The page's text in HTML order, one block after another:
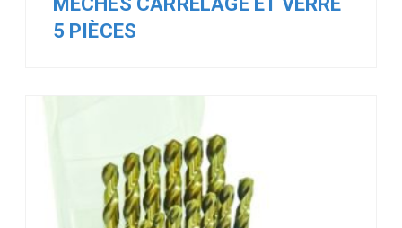
5 PIÈCES